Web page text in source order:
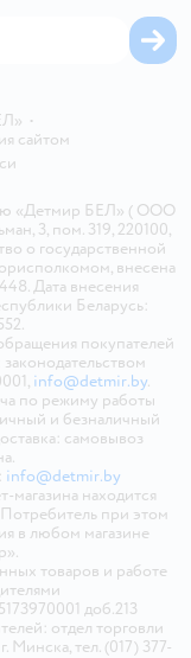
•
сайтом
«Детмир БЕЛ» ( ООО
3, пом. 319, 220100,
о государственной
внесена
Дата внесения
Беларусь:
покупателей
info@detmir.by.
по режиму работы
и безналичный
самовывоз
info@detmir.by
магазина находится
при этом
в любом магазине
товаров и работе
доб.213
отдел торговли
Минска, тел. (017) 377-